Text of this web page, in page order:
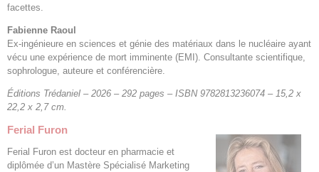
facettes.
Fabienne Raoul
Ex-ingénieure en sciences et génie des matériaux dans le nucléaire ayant
vécu une expérience de mort imminente (EMI). Consultante scientifique,
sophrologue, auteure et conférencière.
Éditions Trédaniel – 2026 – 292 pages – ISBN 9782813236074 – 15,2 x
22,2 x 2,7 cm.
Ferial Furon
Ferial Furon est docteur en pharmacie et
diplômée d’un Mastère Spécialisé Marketing